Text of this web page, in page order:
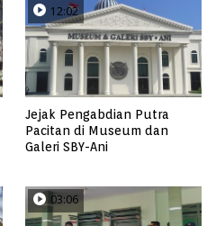
12:02
Jejak Pengabdian Putra
Pacitan di Museum dan
Galeri SBY-Ani
03:06